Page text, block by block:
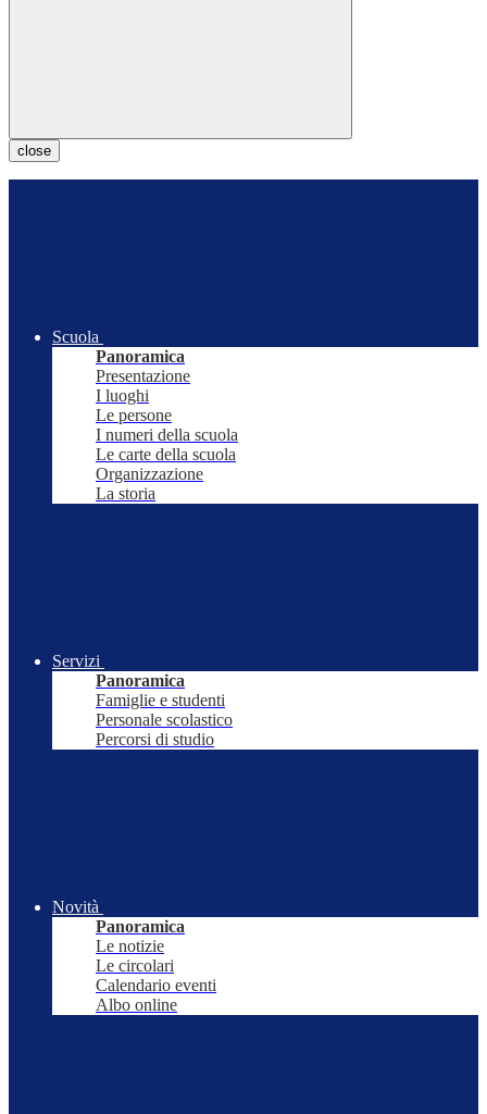
close
Scuola
Panoramica
Presentazione
I luoghi
Le persone
I numeri della scuola
Le carte della scuola
Organizzazione
La storia
Servizi
Panoramica
Famiglie e studenti
Personale scolastico
Percorsi di studio
Novità
Panoramica
Le notizie
Le circolari
Calendario eventi
Albo online